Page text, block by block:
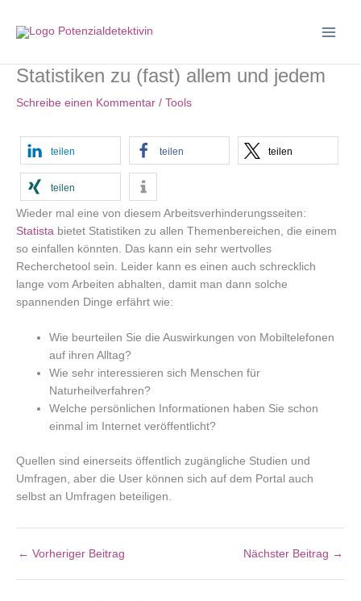
Inhalt
Statistiken zu (fast) allem und jedem
Schreibe einen Kommentar / Tools
teilen teilen teilen
teilen
Wieder mal eine von diesem Arbeitsverhinderungsseiten:
Statista bietet Statistiken zu allen Themenbereichen, die einem
so einfallen könnten. Das kann ein sehr wertvolles
Recherchetool sein. Leider kann es einen auch schrecklich
lange vom Arbeiten abhalten, damit man dann solche
spannenden Dinge erfährt wie:
Wie beurteilen Sie die Auswirkungen von Mobiltelefonen
auf ihren Alltag?
Wie sehr interessieren sich Menschen für
Naturheilverfahren?
Welche persönlichen Informationen haben Sie schon
einmal im Internet veröffentlicht?
Quellen sind einerseits öffentlich zugängliche Studien und
Umfragen, aber die User können sich auf dem Portal auch
selbst an Umfragen beteiligen.
← Vorheriger Beitrag Nächster Beitrag →